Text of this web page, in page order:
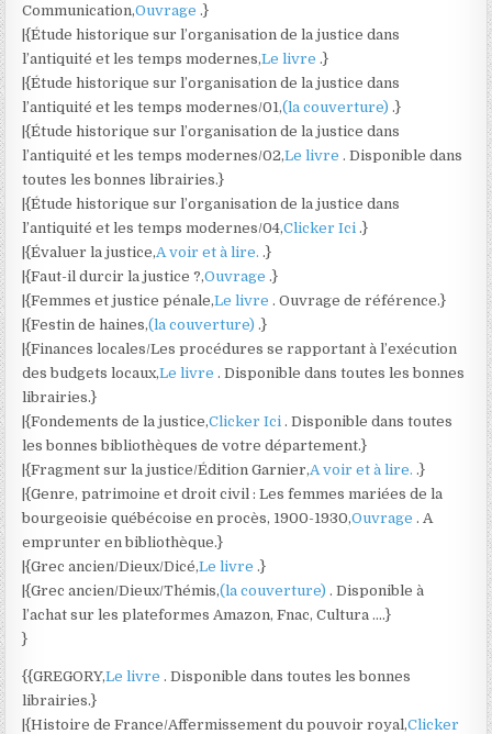
Communication,Ouvrage.}
|{Étude historique sur l’organisation de la justice dans
l’antiquité et les temps modernes,Le livre.}
|{Étude historique sur l’organisation de la justice dans
l’antiquité et les temps modernes/01,(la couverture).}
|{Étude historique sur l’organisation de la justice dans
l’antiquité et les temps modernes/02,Le livre. Disponible dans
toutes les bonnes librairies.}
|{Étude historique sur l’organisation de la justice dans
l’antiquité et les temps modernes/04,Clicker Ici.}
|{Évaluer la justice,A voir et à lire..}
|{Faut-il durcir la justice ?,Ouvrage.}
|{Femmes et justice pénale,Le livre. Ouvrage de référence.}
|{Festin de haines,(la couverture).}
|{Finances locales/Les procédures se rapportant à l’exécution
des budgets locaux,Le livre. Disponible dans toutes les bonnes
librairies.}
|{Fondements de la justice,Clicker Ici. Disponible dans toutes
les bonnes bibliothèques de votre département.}
|{Fragment sur la justice/Édition Garnier,A voir et à lire..}
|{Genre, patrimoine et droit civil : Les femmes mariées de la
bourgeoisie québécoise en procès, 1900-1930,Ouvrage. A
emprunter en bibliothèque.}
|{Grec ancien/Dieux/Dicé,Le livre.}
|{Grec ancien/Dieux/Thémis,(la couverture). Disponible à
l’achat sur les plateformes Amazon, Fnac, Cultura ….}
}
{{GREGORY,Le livre. Disponible dans toutes les bonnes
librairies.}
|{Histoire de France/Affermissement du pouvoir royal,Clicker